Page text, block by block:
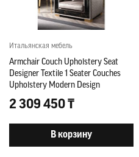
Итальянская мебель
Armchair Couch Upholstery Seat
Designer Textile 1 Seater Couches
Upholstery Modern Design
2 309 450 ₸
В корзину